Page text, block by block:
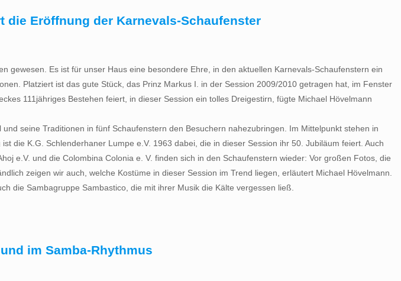
die Eröffnung der Karnevals-Schaufenster
Es ist für unser Haus eine besondere Ehre, in den aktuellen Karnevals-Schaufenstern ein
Platziert ist das gute Stück, das Prinz Markus I. in der Session 2009/2010 getragen hat, im Fenster
111jähriges Bestehen feiert, in dieser Session ein tolles Dreigestirn, fügte Michael Hövelmann
seine Traditionen in fünf Schaufenstern den Besuchern nahezubringen. Im Mittelpunkt stehen in
die K.G. Schlenderhaner Lumpe e.V. 1963 dabei, die in dieser Session ihr 50. Jubiläum feiert. Auch
e.V. und die Colombina Colonia e. V. finden sich in den Schaufenstern wieder: Vor großen Fotos, die
zeigen wir auch, welche Kostüme in dieser Session im Trend liegen, erläutert Michael Hövelmann.
Sambagruppe Sambastico, die mit ihrer Musik die Kälte vergessen ließ.
im Samba-Rhythmus